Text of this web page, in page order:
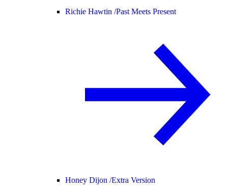
Richie Hawtin /Past Meets Present
Honey Dijon /Extra Version